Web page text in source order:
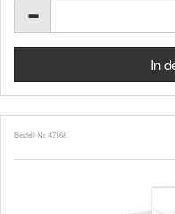
Bestell-Nr. 47168